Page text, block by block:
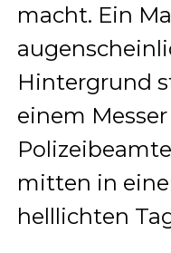
macht. Ein
Hintergrund
einem
mitten in
helllichten